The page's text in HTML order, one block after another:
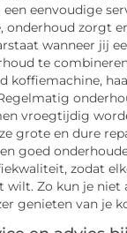
eenvoudige
onderhoud zorgt
wanneer jij
te
koffiemachine,
vroegtijdig
grote en dure
goed
zodat
wilt. Zo kun je niet
genieten van je